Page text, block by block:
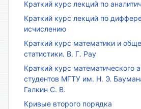
Краткий курс лекций по
Краткий курс лекций по
исчислению
Краткий курс математики и
статистики. В. Г. Рау
Краткий курс математического
студентов МГТУ им. Н. Э.
Галкин С. В.
Кривые второго порядка